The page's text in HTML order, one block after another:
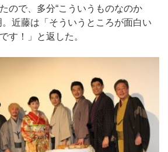
ので、多分“こういうものなのか
。近藤は「そういうところが面白い
す！」と返した。